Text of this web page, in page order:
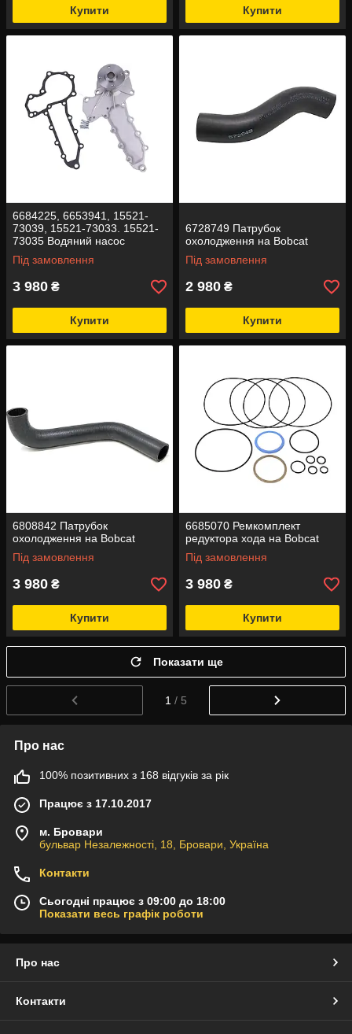
Купити Купити
6684225, 6653941, 15521-
73039, 15521-73033. 15521-
73035 Водяний насос
(помпа) на Bobcat
Під замовлення
3 980 ₴
Купити
6728749 Патрубок
охолодження на Bobcat
Під замовлення
2 980 ₴
Купити
6808842 Патрубок
охолодження на Bobcat
Під замовлення
3 980 ₴
Купити
6685070 Ремкомплект
редуктора хода на Bobcat
Під замовлення
3 980 ₴
Купити
Показати ще
1 / 5
Про нас
100% позитивних з 168 відгуків за рік
Працює з 17.10.2017
м. Бровари
бульвар Незалежності, 18, Бровари, Україна
Контакти
Сьогодні працює з 09:00 до 18:00
Показати весь графік роботи
Про нас
Контакти